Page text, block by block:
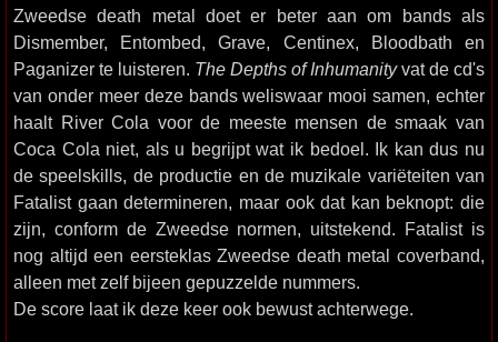
Zweedse death metal doet er beter aan om bands als
Dismember, Entombed, Grave, Centinex, Bloodbath en
Paganizer te luisteren. The Depths of Inhumanityvat de cd's
van onder meer deze bands weliswaar mooi samen, echter
haalt River Cola voor de meeste mensen de smaak van
Coca Cola niet, als u begrijpt wat ik bedoel. Ik kan dus nu
de speelskills, de productie en de muzikale variëteiten van
Fatalist gaan determineren, maar ook dat kan beknopt: die
zijn, conform de Zweedse normen, uitstekend. Fatalist is
nog altijd een eersteklas Zweedse death metal coverband,
alleen met zelf bijeen gepuzzelde nummers.
De score laat ik deze keer ook bewust achterwege.